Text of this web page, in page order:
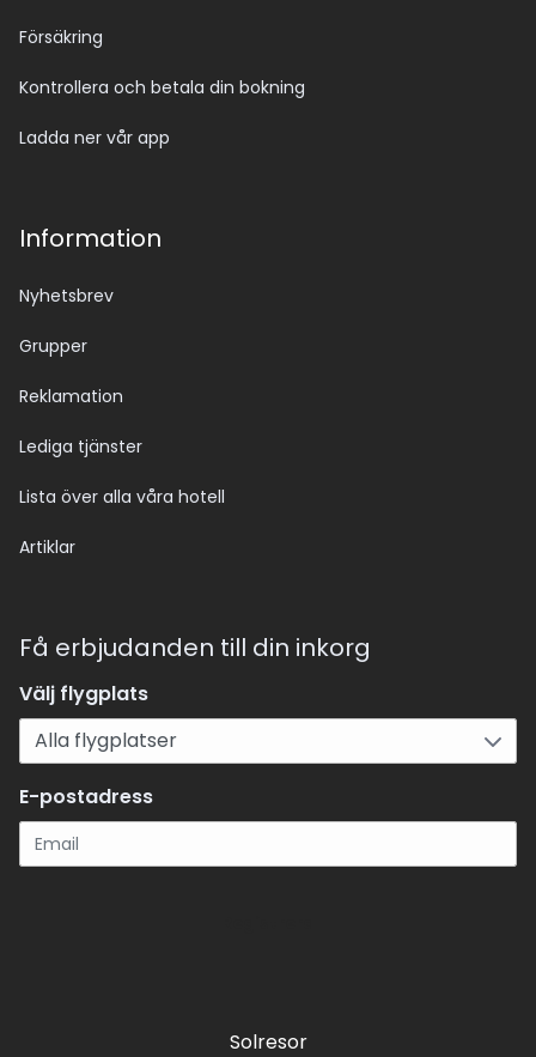
Försäkring
Kontrollera och betala din bokning
Ladda ner vår app
Information
Nyhetsbrev
Grupper
Reklamation
Lediga tjänster
Lista över alla våra hotell
Artiklar
Få erbjudanden till din inkorg
Välj flygplats
E-postadress
Solresor